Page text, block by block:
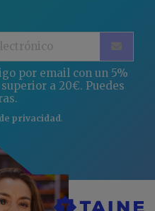
por email con un 5%
a 20€. Puedes
privacidad.